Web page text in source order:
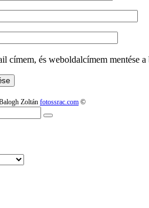
címem, és weboldalcímem mentése
Zoltán fotossrac.com ©
Keresés